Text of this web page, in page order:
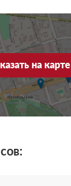
на карте